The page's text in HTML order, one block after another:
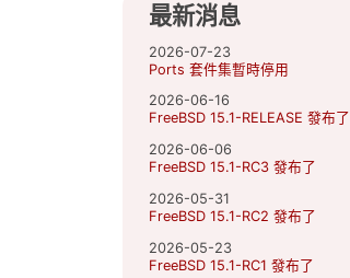
最新消息
2026-07-23
Ports 套件集暫時停用
2026-06-16
FreeBSD 15.1-RELEASE 發布了
2026-06-06
FreeBSD 15.1-RC3 發布了
2026-05-31
FreeBSD 15.1-RC2 發布了
2026-05-23
FreeBSD 15.1-RC1 發布了